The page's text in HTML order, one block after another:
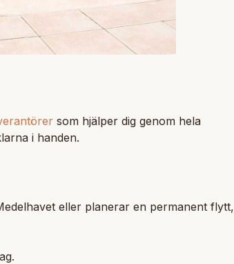
som hjälper dig genom hela
i handen.
eller planerar en permanent flytt,